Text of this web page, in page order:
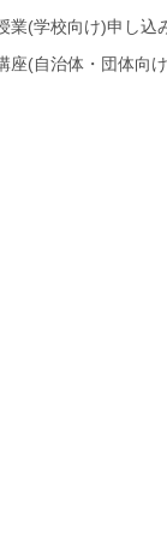
業(学校向け)申し込
座(自治体・団体向